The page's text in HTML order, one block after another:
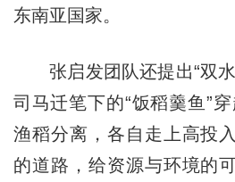
东南亚国家。
张启发团队还提出“双水
司马迁笔下的“饭稻羹鱼”
渔稻分离，各自走上高投
的道路，给资源与环境的